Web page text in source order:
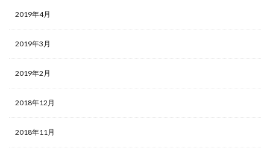
2019年4月
2019年3月
2019年2月
2018年12月
2018年11月